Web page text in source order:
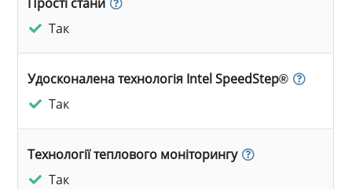
Так
Удосконалена технологія Intel SpeedStep®
Так
Технології теплового моніторингу
Так